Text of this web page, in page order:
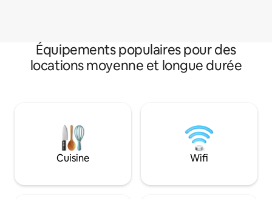
Équipements populaires pour des
locations moyenne et longue durée
Cuisine Wifi